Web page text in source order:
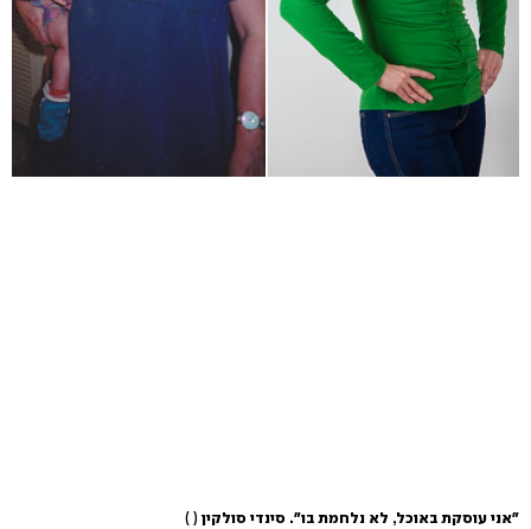
"אני עוסקת באוכל, לא נלחמת בו". סינדי סולקין ( )